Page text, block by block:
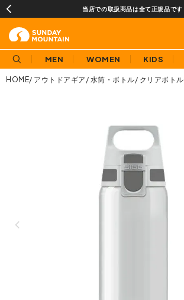
当店での取扱商品は全て正規品です
MEN WOMEN KIDS
HOME アウトドアギア 水筒・ボトル クリアボトル